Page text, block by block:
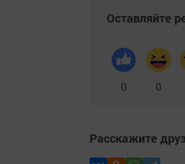
Оставляйте
0 0
Расскажите